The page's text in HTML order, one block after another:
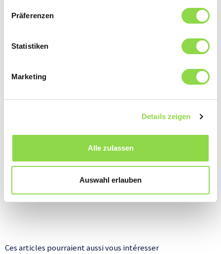
Präferenzen
Statistiken
Marketing
Details zeigen
Alle zulassen
Auswahl erlauben
pourrait te plaire. Fais l’astucieux test E-
apprentissage te convient le mieux. Tu
d’orientation dans différents domaines.
Rejoins l’équipe du futur et informe-toi.
En savoir plus
Ces articles pourraient aussi vous intéresser